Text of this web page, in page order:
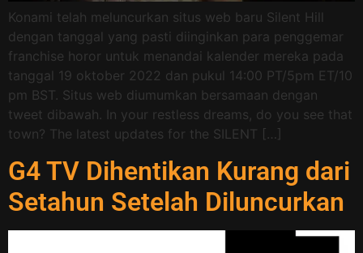
Konami telah meluncurkan situs web baru Silent Hill
dengan tanggal yang pasti diinginkan para penggemar
franchise horor untuk menandai kalender mereka pada
tanggal 19 oktober 2022 dan pukul 14:00 PT/5pm ET/10
pm BST. Situs web diumumkan bersamaan dengan
tweet dibawah. In your restless dreams, do you see that
town? The latest updates for the SILENT […]
G4 TV Dihentikan Kurang dari
Setahun Setelah Diluncurkan